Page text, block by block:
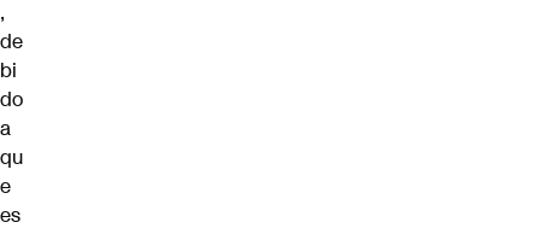
,
de
bi
do
a
qu
e
es